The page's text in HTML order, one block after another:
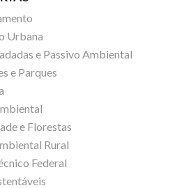
Urbana
e Passivo Ambiental
e Parques
e Florestas
Rural
Federal